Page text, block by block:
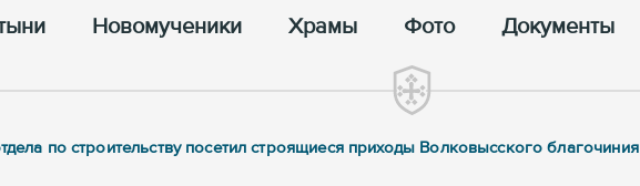
Новомученики Храмы Фото Документы
по строительству посетил строящиеся приходы Волковысского благочиния